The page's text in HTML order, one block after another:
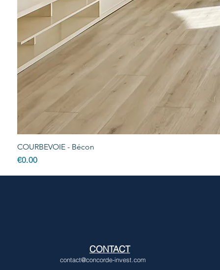
COURBEVOIE - Bécon
Price
€0.00
CONTACT
contact@concorde-invest.com